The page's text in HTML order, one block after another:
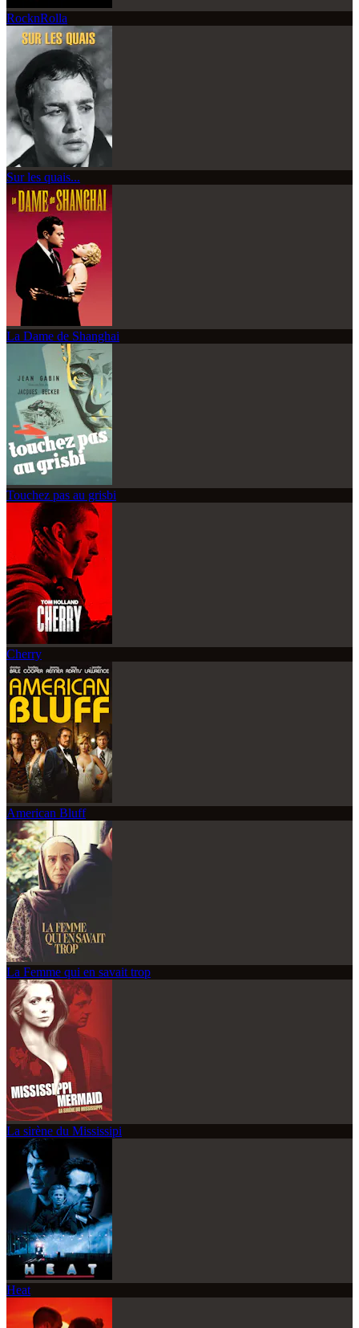
RocknRolla
Sur les quais...
La Dame de Shanghai
Touchez pas au grisbi
Cherry
American Bluff
La Femme qui en savait trop
La sirène du Mississipi
Heat